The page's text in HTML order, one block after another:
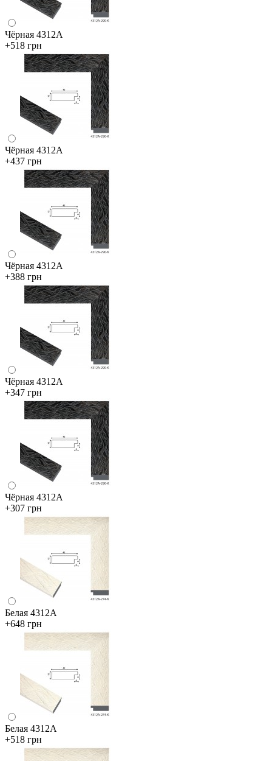
Чёрная 4312А
+518 грн
Чёрная 4312А
+437 грн
Чёрная 4312А
+388 грн
Чёрная 4312А
+347 грн
Чёрная 4312А
+307 грн
Белая 4312А
+648 грн
Белая 4312А
+518 грн